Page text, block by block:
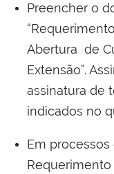
Preencher o
Abertura de
Extensão”.
assinatura de
indicados no
Em
Requerimento